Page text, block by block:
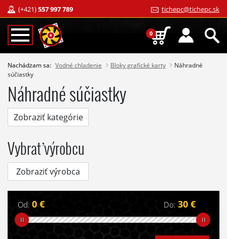
(+421)557 997 789 tichepc@tichepc.sk
0
Nachádzam sa: Vodné chladenie Bloky grafické karty
Náhradné
súčiastky
Náhradné súčiastky
Zobraziť kategórie
Vybrať výrobcu
Zobraziť výrobca
Od: 0 € Do: 30 €